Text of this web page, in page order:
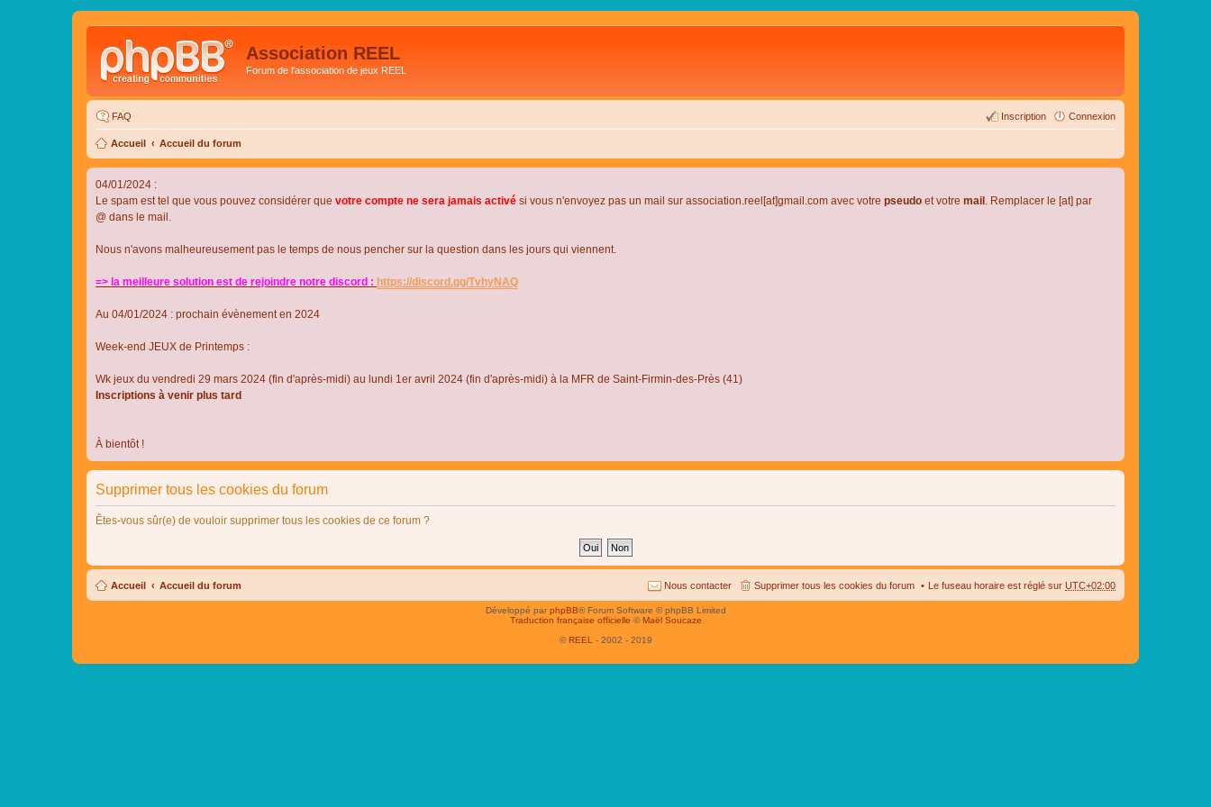
Association REEL
Forum de l'association de jeux REEL
FAQ Connexion
Inscription
Accueil Accueil du forum
04/01/2024 :
Le spam est tel que vous pouvez considérer que votre compte ne sera jamais activé si vous n'envoyez pas un mail sur association.reel[at]gmail.com avec votre pseudo et votre mail . Remplacer le [at] par
@ dans le mail.
Nous n'avons malheureusement pas le temps de nous pencher sur la question dans les jours qui viennent.
=> la meilleure solution est de rejoindre notre discord : https://discord.gg/TvhyNAQ
Au 04/01/2024 : prochain évènement en 2024
Week-end JEUX de Printemps :
Wk jeux du vendredi 29 mars 2024 (fin d'après-midi) au lundi 1er avril 2024 (fin d'après-midi) à la MFR de Saint-Firmin-des-Près (41)
Inscriptions à venir plus tard
À bientôt !
Supprimer tous les cookies du forum
Êtes-vous sûr(e) de vouloir supprimer tous les cookies de ce forum ?
Accueil Accueil du forum Le fuseau horaire est réglé sur UTC+02:00
Supprimer tous les cookies du forum
Nous contacter
Développé parphpBB® Forum Software © phpBB Limited
Traduction française officielle © Maël Soucaze
© REEL - 2002 - 2019